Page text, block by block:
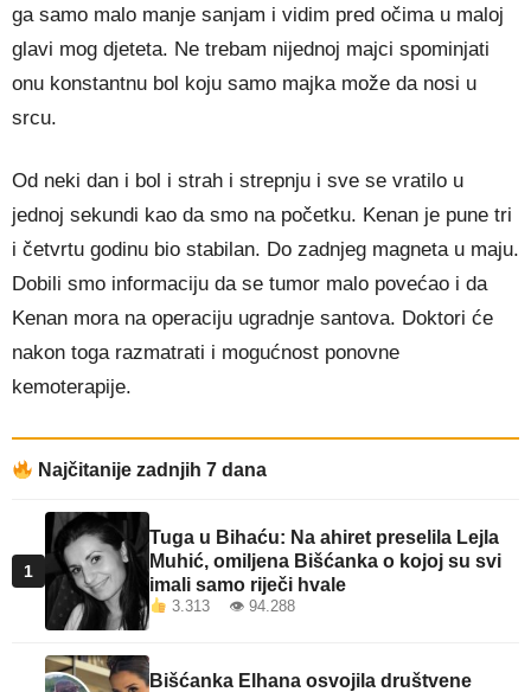
ga samo malo manje sanjam i vidim pred očima u maloj
glavi mog djeteta. Ne trebam nijednoj majci spominjati
onu konstantnu bol koju samo majka može da nosi u
srcu.
Od neki dan i bol i strah i strepnju i sve se vratilo u
jednoj sekundi kao da smo na početku. Kenan je pune tri
i četvrtu godinu bio stabilan. Do zadnjeg magneta u maju.
Dobili smo informaciju da se tumor malo povećao i da
Kenan mora na operaciju ugradnje santova. Doktori će
nakon toga razmatrati i mogućnost ponovne
kemoterapije.
Najčitanije zadnjih 7 dana
1
Tuga u Bihaću: Na ahiret preselila Lejla
Muhić, omiljena Bišćanka o kojoj su svi
imali samo riječi hvale
3.313 👁 94.288
Bišćanka Elhana osvojila društvene